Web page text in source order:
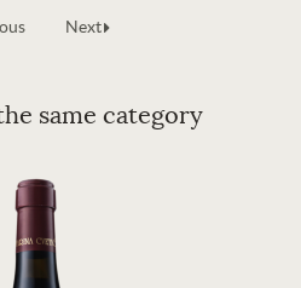
Next
same category